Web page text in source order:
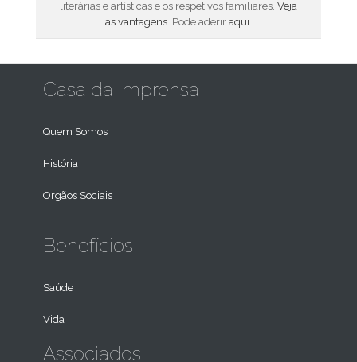
literárias e artísticas e os respetivos familiares. Veja
as vantagens. Pode aderir aqui.
Casa da Imprensa
Quem Somos
História
Orgãos Sociais
Benefícios
Saúde
Vida
Associados